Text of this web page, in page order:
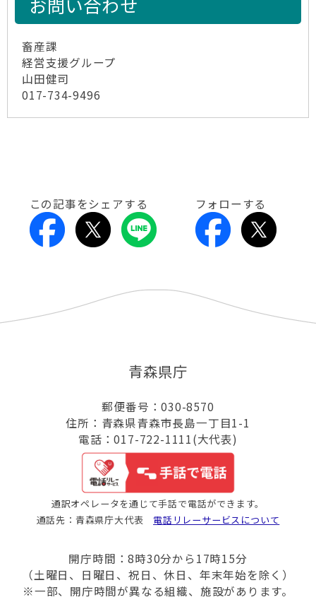
畜産課
経営支援グループ
山田健司
017-734-9496
この記事をシェアする フォローする
青森県庁
郵便番号：030-8570
住所：青森県青森市長島一丁目1-1
電話：017-722-1111(大代表)
通訳オペレータを通じて手話で電話ができます。
通話先：青森県庁大代表 電話リレーサービスについて
開庁時間：8時30分から17時15分
（土曜日、日曜日、祝日、休日、年末年始を除く）
※一部、開庁時間が異なる組織、施設があります。